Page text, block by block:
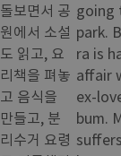
돌보면서 공
원에서 소설
도 읽고, 요
리책을 펴놓
고 음식을
만들고, 분
리수거 요령
going
park.
ra is
affair
ex-
bum.